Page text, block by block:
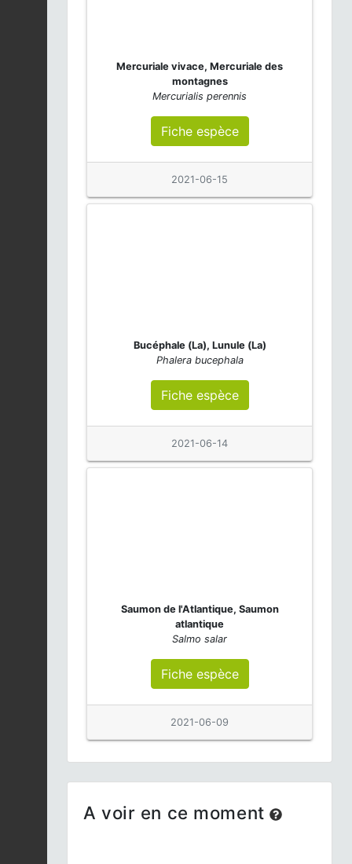
Mercuriale vivace, Mercuriale des
montagnes
Mercurialis perennis
Fiche espèce
2021-06-15
Bucéphale (La), Lunule (La)
Phalera bucephala
Fiche espèce
2021-06-14
Saumon de l'Atlantique, Saumon
atlantique
Salmo salar
Fiche espèce
2021-06-09
A voir en ce moment